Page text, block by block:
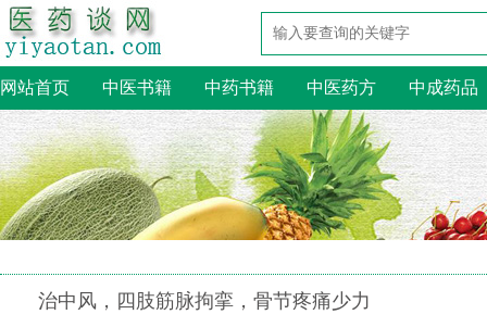
网站首页 中医书籍 中药书籍 中医药方 中成药品
治中风，四肢筋脉拘挛，骨节疼痛少力